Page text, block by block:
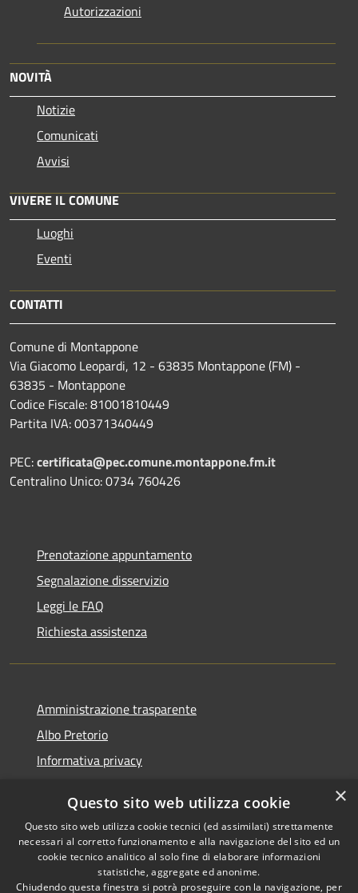
Autorizzazioni
NOVITÀ
Notizie
Comunicati
Avvisi
VIVERE IL COMUNE
Luoghi
Eventi
CONTATTI
Comune di Montappone
Via Giacomo Leopardi, 12 - 63835 Montappone (FM) -
63835 - Montappone
Codice Fiscale: 81001810449
Partita IVA: 00371340449
PEC:certificata@pec.comune.montappone.fm.it
Centralino Unico: 0734 760426
Prenotazione appuntamento
Segnalazione disservizio
Leggi le FAQ
Richiesta assistenza
Amministrazione trasparente
Albo Pretorio
Informativa privacy
Dichiarazione di accessibilità
×
Questo sito web utilizza cookie
Questo sito web utilizza cookie tecnici (ed assimilati) strettamente
necessari al corretto funzionamento e alla navigazione del sito ed un
cookie tecnico analitico al solo fine di elaborare informazioni
statistiche, aggregate ed anonime.
Chiudendo questa finestra si potrà proseguire con la navigazione, per